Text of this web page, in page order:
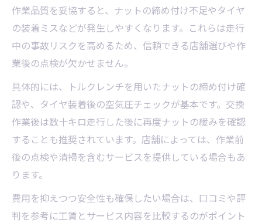
作業品質を妥協すると、ナットの締め付け不足やタイヤ
の装着ミスなどが発生しやすくなります。これらは走行
中の事故リスクを高めるため、信頼できる店舗選びや作
業後の点検が欠かせません。
具体的には、トルクレンチを用いたナットの締め付け確
認や、タイヤ装着後の空気圧チェックが基本です。交換
作業後は数十キロ走行した後に再度ナットの緩みを確認
することも推奨されています。店舗によっては、作業前
後の点検や清掃を含むサービスを提供している場合もあ
ります。
費用を抑えつつ安全性も確保したい場合は、口コミや評
判を参考に工賃とサービス内容を比較するのがポイント